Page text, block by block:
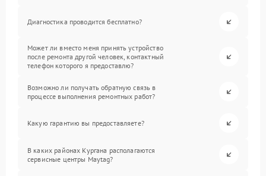
Диагностика проводится бесплатно?
Может ли вместо меня принять устройство
после ремонта другой человек, контактный
телефон которого я предоставлю?
Возможно ли получать обратную связь в
процессе выполнения ремонтных работ?
Какую гарантию вы предоставляете?
В каких районах Кургана располагаются
сервисные центры Maytag?